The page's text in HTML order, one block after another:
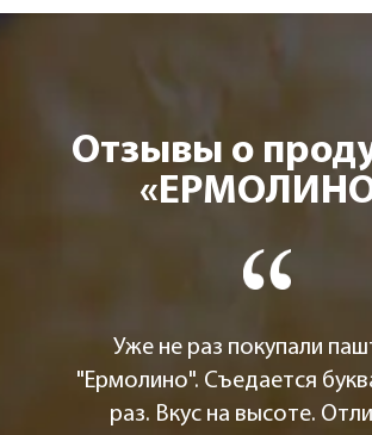
Отзывы о
Уже не раз покупали
"Ермолино". Съедается
раз. Вкус на высоте.